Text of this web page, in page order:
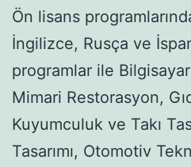
Ön lisans
İngilizce, Rusça ve
programlar ile Bilgisayar
Mimari Restorasyon,
Kuyumculuk ve Takı
Tasarımı, Otomotiv